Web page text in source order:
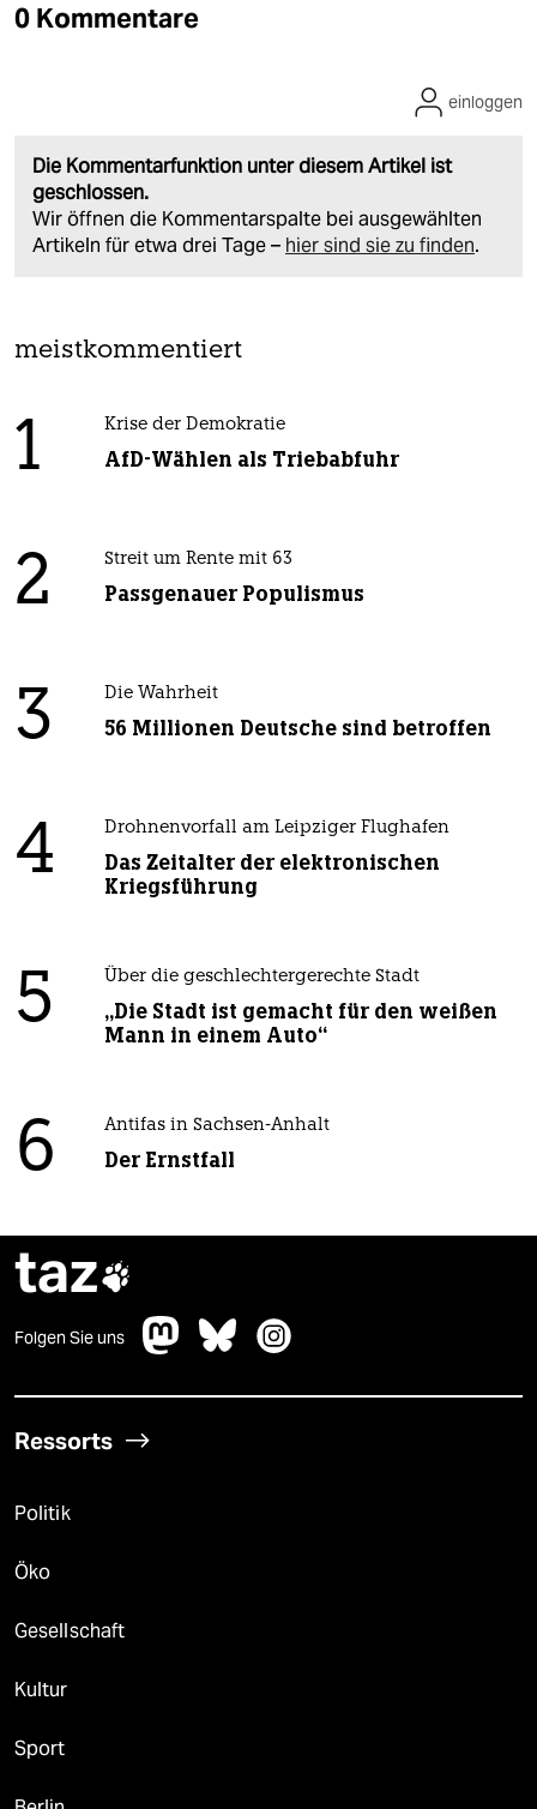
0 Kommentare
Die Kommentarfunktion unter diesem Artikel ist
geschlossen.
Wir öffnen die Kommentarspalte bei ausgewählten
Artikeln für etwa drei Tage – hier sind sie zu finden.
einloggen
meistkommentiert
1 Krise der Demokratie
AfD-Wählen als Triebabfuhr
2 Streit um Rente mit 63
Passgenauer Populismus
3 Die Wahrheit
56 Millionen Deutsche sind betroffen
4 Drohnenvorfall am Leipziger Flughafen
Das Zeitalter der elektronischen
Kriegsführung
5 Über die geschlechtergerechte Stadt
„Die Stadt ist gemacht für den weißen
Mann in einem Auto“
6 Antifas in Sachsen-Anhalt
Der Ernstfall
taz
Folgen Sie uns
Ressorts
Politik
Öko
Gesellschaft
Kultur
Sport